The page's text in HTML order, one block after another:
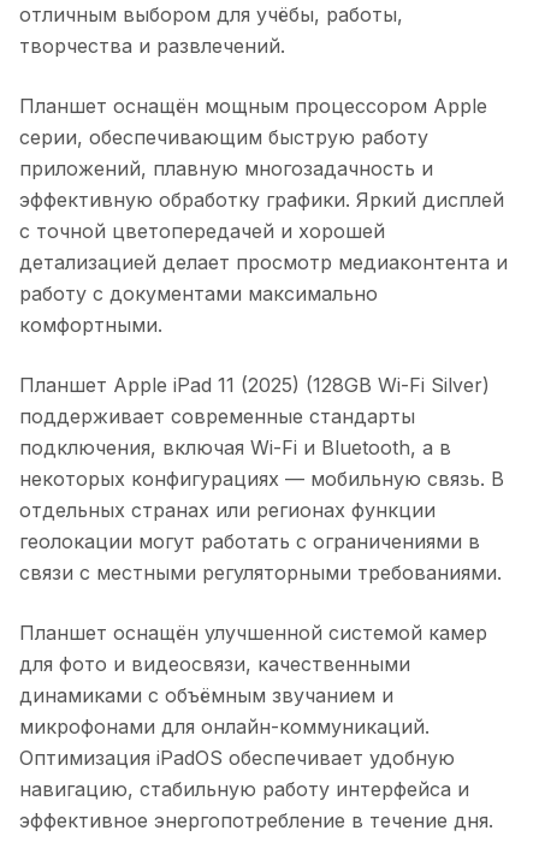
отличным выбором для учёбы, работы,
творчества и развлечений.
Планшет оснащён мощным процессором Apple
серии, обеспечивающим быструю работу
приложений, плавную многозадачность и
эффективную обработку графики. Яркий дисплей
с точной цветопередачей и хорошей
детализацией делает просмотр медиаконтента и
работу с документами максимально
комфортными.
Планшет Apple iPad 11 (2025) (128GB Wi-Fi Silver)
поддерживает современные стандарты
подключения, включая Wi-Fi и Bluetooth, а в
некоторых конфигурациях — мобильную связь. В
отдельных странах или регионах функции
геолокации могут работать с ограничениями в
связи с местными регуляторными требованиями.
Планшет оснащён улучшенной системой камер
для фото и видеосвязи, качественными
динамиками с объёмным звучанием и
микрофонами для онлайн-коммуникаций.
Оптимизация iPadOS обеспечивает удобную
навигацию, стабильную работу интерфейса и
эффективное энергопотребление в течение дня.